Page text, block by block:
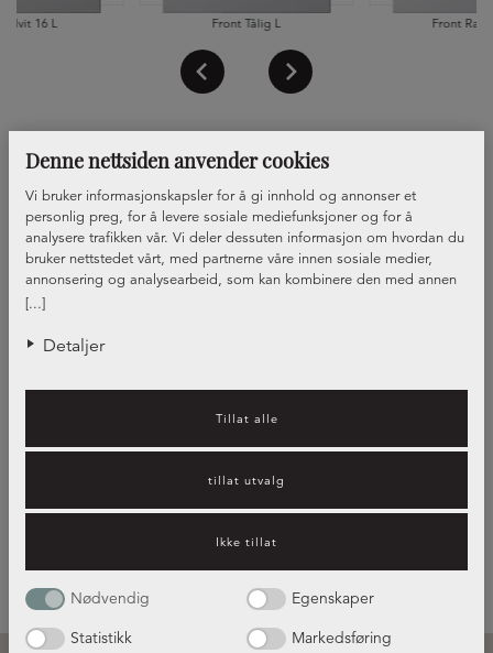
Denne nettsiden anvender cookies
[...]
Vi bruker informasjonskapsler for å gi innhold og annonser et
personlig preg, for å levere sosiale mediefunksjoner og for å
analysere trafikken vår. Vi deler dessuten informasjon om hvordan du
bruker nettstedet vårt, med partnerne våre innen sosiale medier,
annonsering og analysearbeid, som kan kombinere den med annen
informasjon du har gjort tilgjengelig for dem, eller som de har samlet
Detaljer
Tillat alle
tillat utvalg
Ikke tillat
Nødvendig
Egenskaper
Statistikk
Markedsføring
Hvit 16 L Front Tålig L Front Ram
kjøkkenfrontene i forskjellige
stiler og farger